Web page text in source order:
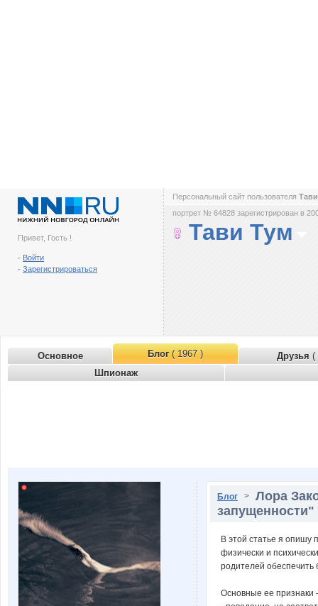
Привет, Гость !
- Войти
- Зарегистрироваться
Персональный сайт пользователя
портрет № 64828 зарегистрирован в
Тави Тум
Основное Блог( 1967 ) Друзья (
Шпионаж
Блог > Лора
запущенности"
В этой статье я опишу
физически и
родителей обеспечить
Основные ее признаки